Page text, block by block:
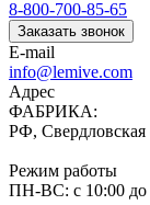
8-800-700-85-65
Заказать звонок
E-mail
info@lemive.com
Адрес
ФАБРИКА:
РФ, Свердловская
Режим работы
ПН-ВС: с 10:00 до